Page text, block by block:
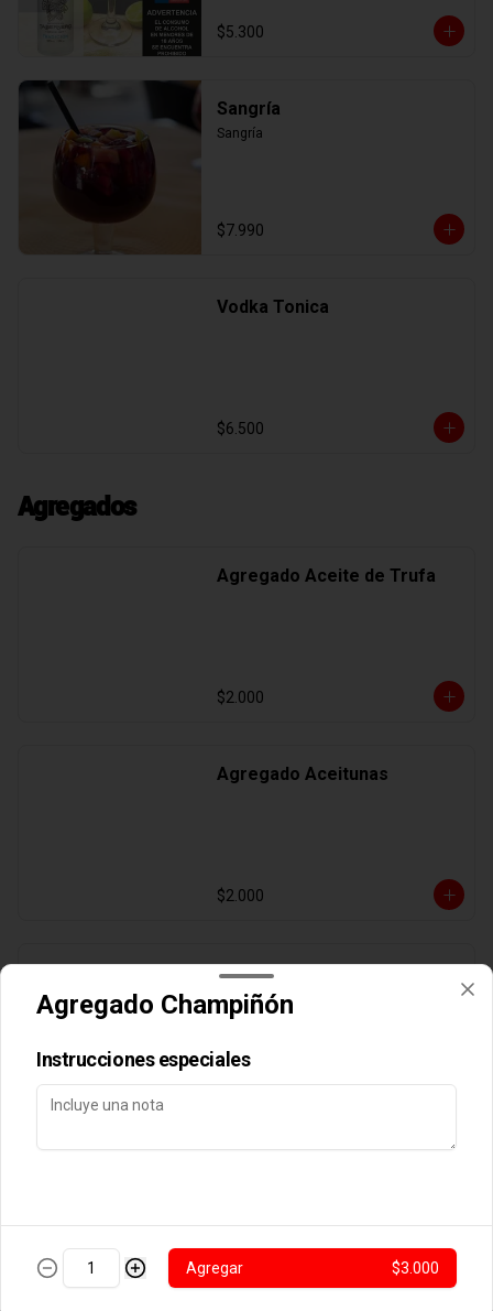
$5.300
Sangría
Sangría
$7.990
Vodka Tonica
$6.500
Agregados
Agregado Aceite de Trufa
$2.000
Agregado Aceitunas
$2.000
Agregado Aji Verde
$2.000
Agregado Champiñón
Instrucciones especiales
Agregar $3.000